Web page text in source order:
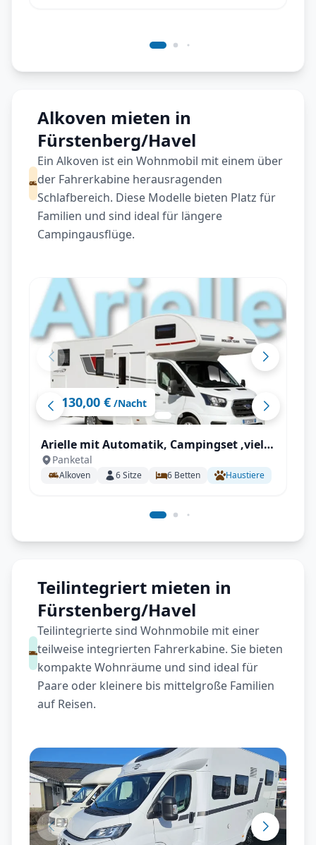
Alkoven mieten in
Fürstenberg/Havel
Ein Alkoven ist ein Wohnmobil mit einem über
der Fahrerkabine herausragenden
Schlafbereich. Diese Modelle bieten Platz für
Familien und sind ideal für längere
Campingausflüge.
ab 130,00 € /Nacht
Arielle mit Automatik, Campingset ,viel
Staumöglichkeiten uvm.
Panketal
Alkoven 6Sitze 6 Betten Haustiere
Teilintegriert mieten in
Fürstenberg/Havel
Teilintegrierte sind Wohnmobile mit einer
teilweise integrierten Fahrerkabine. Sie bieten
kompakte Wohnräume und sind ideal für
Paare oder kleinere bis mittelgroße Familien
auf Reisen.